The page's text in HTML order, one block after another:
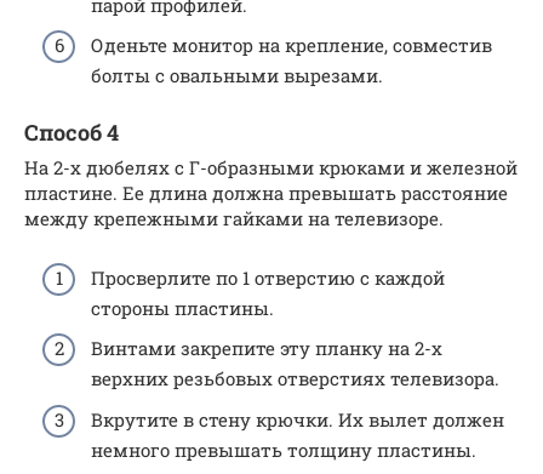
Оденьте монитор на крепление, совместив
болты с овальными вырезами.
Способ 4
На 2-х дюбелях с Г-образными крюками и железной
пластине. Ее длина должна превышать расстояние
между крепежными гайками на телевизоре.
Просверлите по 1 отверстию с каждой
стороны пластины.
Винтами закрепите эту планку на 2-х
верхних резьбовых отверстиях телевизора.
Вкрутите в стену крючки. Их вылет должен
немного превышать толщину пластины.